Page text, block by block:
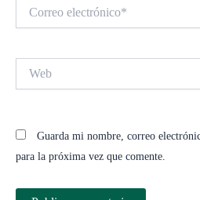
electrónico*
Guarda mi nombre, correo
para la próxima vez que comente.